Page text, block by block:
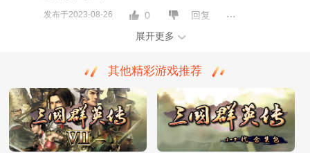
发布于2023-08-26 0
回复
展开更多
其他精彩游戏推荐